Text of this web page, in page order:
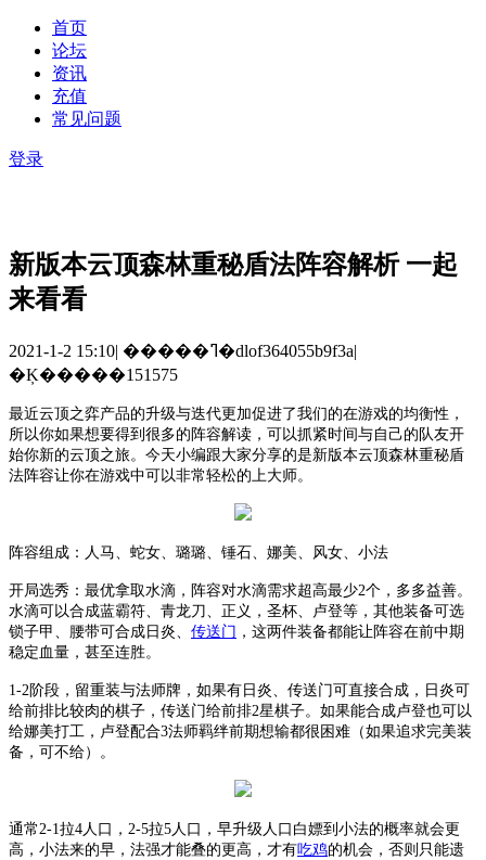
首页
论坛
资讯
充值
常见问题
登录
新版本云顶森林重秘盾法阵容解析 一起
来看看
2021-1-2 15:10| �����ߣ�dlof364055b9f3a|
�Ķ�����151575
最近云顶之弈产品的升级与迭代更加促进了我们的在游戏的均衡性，
所以你如果想要得到很多的阵容解读，可以抓紧时间与自己的队友开
始你新的云顶之旅。今天小编跟大家分享的是新版本云顶森林重秘盾
法阵容让你在游戏中可以非常轻松的上大师。
阵容组成： 人马、蛇女、璐璐、锤石、娜美、风女、小法
开局选秀：最优拿取水滴，阵容对水滴需求超高最少2个，多多益善。
水滴可以合成蓝霸符、青龙刀、正义，圣杯、卢登等，其他装备可选
锁子甲、腰带可合成日炎、 传送门 ，这两件装备都能让阵容在前中期
稳定血量，甚至连胜。
1-2阶段，留重装与法师牌，如果有日炎、传送门可直接合成，日炎可
给前排比较肉的棋子，传送门给前排2星棋子。如果能合成卢登也可以
给娜美打工，卢登配合3法师羁绊前期想输都很困难（如果追求完美装
备，可不给）。
通常 2-1拉4人口，2-5拉5人口，早升级人口白嫖到小法的概率就会更
高，小法来的早，法强才能叠的更高，才有吃鸡的机会，否则只能遗